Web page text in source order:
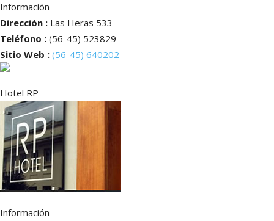
Información
Dirección : Las Heras 533
Teléfono : (56-45) 523829
Sitio Web : (56-45) 640202
Hotel RP
Información